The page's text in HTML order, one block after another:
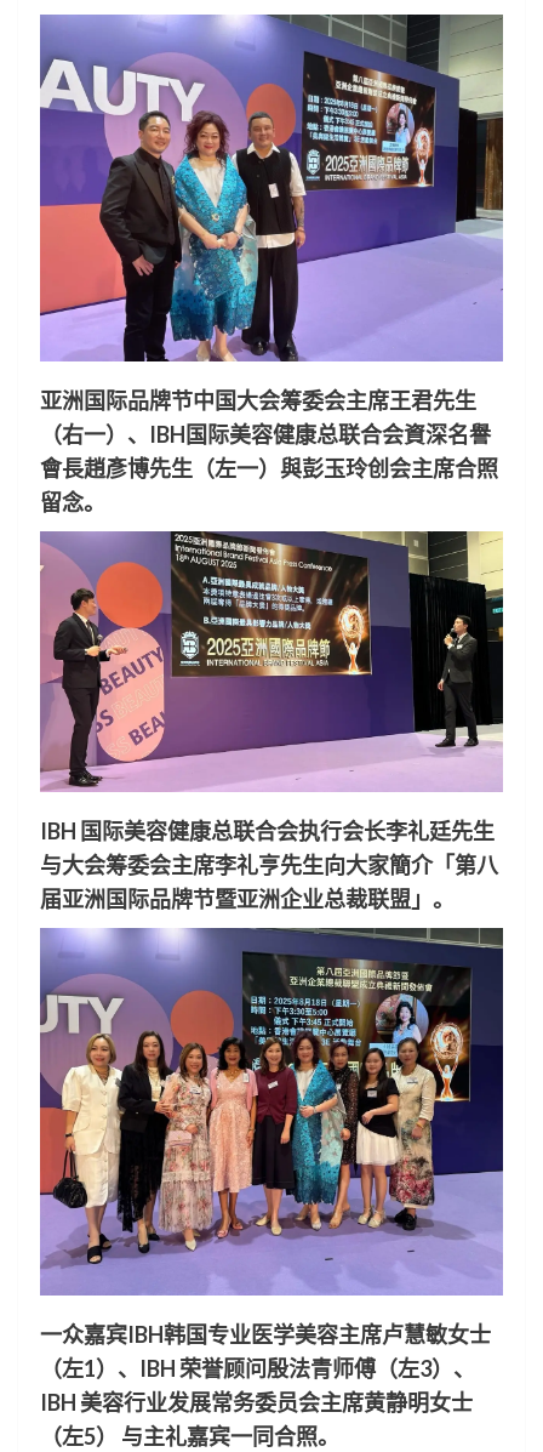
亚洲国际品牌节中国大会筹委会主席王君先生
（右一）、IBH国际美容健康总联合会資深名譽
會長趙彥博先生（左一）與彭玉玲创会主席合照
留念。
IBH 国际美容健康总联合会执行会长李礼廷先生
与大会筹委会主席李礼亨先生向大家簡介「第八
届亚洲国际品牌节暨亚洲企业总裁联盟」。
一众嘉宾IBH韩国专业医学美容主席卢慧敏女士
（左1）、IBH 荣誉顾问殷法青师傅（左3）、
IBH 美容行业发展常务委员会主席黄静明女士
（左5） 与主礼嘉宾一同合照。